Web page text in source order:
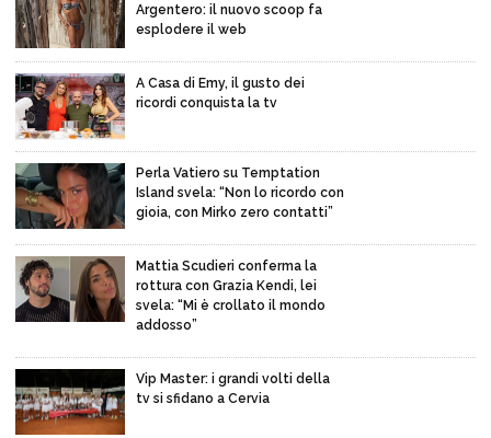
Argentero: il nuovo scoop fa
esplodere il web
A Casa di Emy, il gusto dei
ricordi conquista la tv
Perla Vatiero su Temptation
Island svela: “Non lo ricordo con
gioia, con Mirko zero contatti”
Mattia Scudieri conferma la
rottura con Grazia Kendi, lei
svela: “Mi è crollato il mondo
addosso”
Vip Master: i grandi volti della
tv si sfidano a Cervia